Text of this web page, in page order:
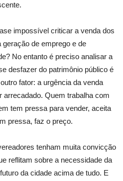
impossível criticar a venda dos
de emprego e de
No entanto é preciso analisar a
desfazer do patrimônio público é
fator: a urgência da venda
arrecadado. Quem trabalha com
tem pressa para vender, aceita
pressa, faz o preço.
tenham muita convicção
reflitam sobre a necessidade da
da cidade acima de tudo. E